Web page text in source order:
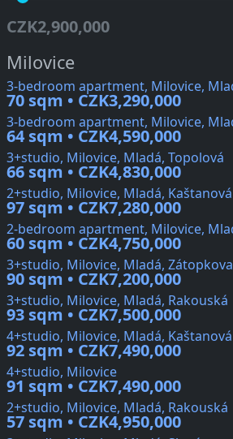
CZK2,900,000
Milovice
3-bedroom apartment, Milovice,
70 sqm • CZK3,290,000
3-bedroom apartment, Milovice,
64 sqm • CZK4,590,000
3+studio, Milovice, Mladá, Topolová
66 sqm • CZK4,830,000
2+studio, Milovice, Mladá, Kaštanová
97 sqm • CZK7,280,000
2-bedroom apartment, Milovice,
60 sqm • CZK4,750,000
3+studio, Milovice, Mladá, Zátopkova
90 sqm • CZK7,200,000
3+studio, Milovice, Mladá, Rakouská
93 sqm • CZK7,500,000
4+studio, Milovice, Mladá, Kaštanová
92 sqm • CZK7,490,000
4+studio, Milovice
91 sqm • CZK7,490,000
2+studio, Milovice, Mladá, Rakouská
57 sqm • CZK4,950,000